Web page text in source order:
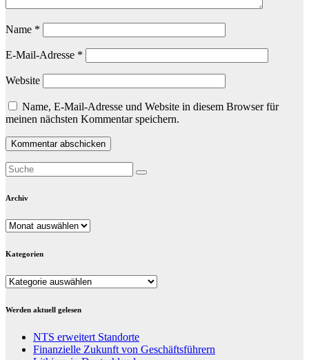
Name *
E-Mail-Adresse *
Website
Name, E-Mail-Adresse und Website in diesem Browser für
meinen nächsten Kommentar speichern.
Archiv
Archiv
Kategorien
Kategorien
Werden aktuell gelesen
NTS erweitert Standorte
Finanzielle Zukunft von Geschäftsführern